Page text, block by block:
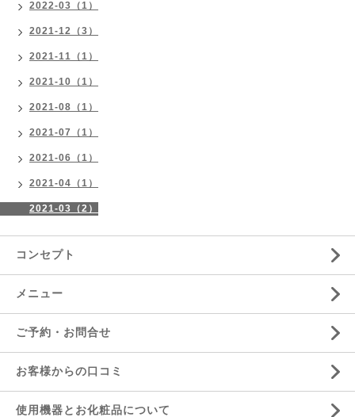
2022-03（1）
2021-12（3）
2021-11（1）
2021-10（1）
2021-08（1）
2021-07（1）
2021-06（1）
2021-04（1）
2021-03（2）
コンセプト
メニュー
ご予約・お問合せ
お客様からの口コミ
使用機器とお化粧品について